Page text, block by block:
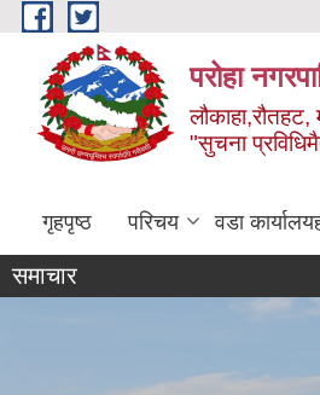
Skip to main content
परोहा
"सुचना
गृहपृष्ठ परिचय वडा
समाचार